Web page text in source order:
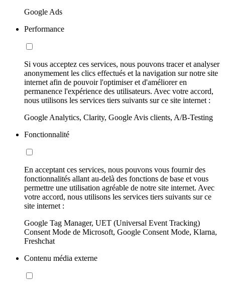
Google Ads
Performance
Si vous acceptez ces services, nous pouvons tracer et analyser
anonymement les clics effectués et la navigation sur notre site
internet afin de pouvoir l'optimiser et d'améliorer en
permanence l'expérience des utilisateurs. Avec votre accord,
nous utilisons les services tiers suivants sur ce site internet :
Google Analytics, Clarity, Google Avis clients, A/B-Testing
Fonctionnalité
En acceptant ces services, nous pouvons vous fournir des
fonctionnalités allant au-delà des fonctions de base et vous
permettre une utilisation agréable de notre site internet. Avec
votre accord, nous utilisons les services tiers suivants sur ce
site internet :
Google Tag Manager, UET (Universal Event Tracking)
Consent Mode de Microsoft, Google Consent Mode, Klarna,
Freshchat
Contenu média externe